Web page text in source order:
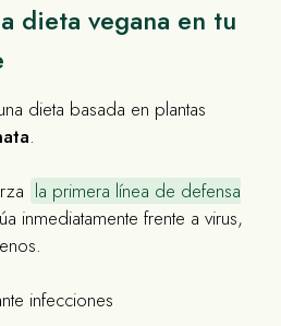
dieta vegana en tu
dieta basada en plantas
.
la primera línea de defensa
inmediatamente frente a virus,
infecciones